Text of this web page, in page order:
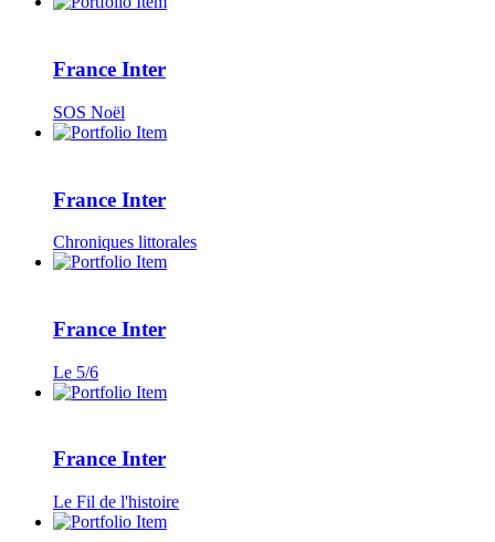
France Inter
SOS Noël
France Inter
Chroniques littorales
France Inter
Le 5/6
France Inter
Le Fil de l'histoire